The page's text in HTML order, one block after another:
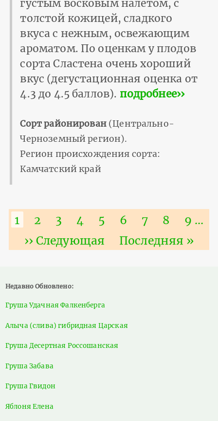
густым восковым налётом, с
толстой кожицей, сладкого
вкуса с нежным, освежающим
ароматом. По оценкам у плодов
сорта Сластена очень хороший
вкус (дегустационная оценка от
4.3 до 4.5 баллов). подробнее››
Сорт районирован(Центрально-
Черноземный регион).
Регион происхождения сорта:
Камчатский край
Нумерация
страниц
Текущая
страница
1 Страница
2 Страница
3 Страница
4 Страница
5 Страница
6 Страница
7 8 9 …
Следующая
›› Следующая
Последняя
Последняя »
Недавно Обновлено:
Груша Удачная Фалкенберга
Алыча (слива) гибридная Царская
Груша Десертная Россошанская
Груша Забава
Груша Гвидон
Яблоня Елена